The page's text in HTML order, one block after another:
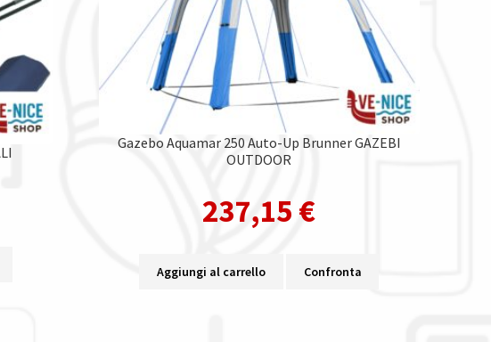
Gazebo Aquamar 250 Auto-Up Brunner GAZEBI
OUTDOOR
237,15 €
Aggiungi al carrello Confronta